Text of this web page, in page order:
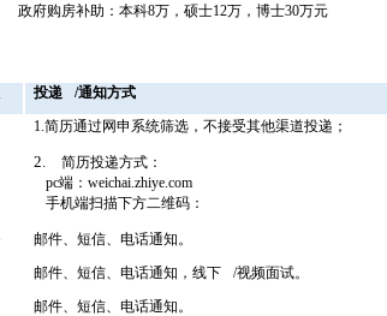
政府购房补助：本科8万，硕士12万，博士30万元
投递
/通知方式
1.简历通过网申系统筛选，不接受其他渠道投递；
2.
简历投递方式：
pc端：weichai.zhiye.com
手机端扫描下方二维码：
邮件、短信、电话通知。
邮件、短信、电话通知，线下
/视频面试。
邮件、短信、电话通知。